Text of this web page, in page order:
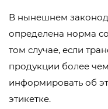
В нынешнем
определена норма
том случае, если
продукции более
информировать об
этикетке.